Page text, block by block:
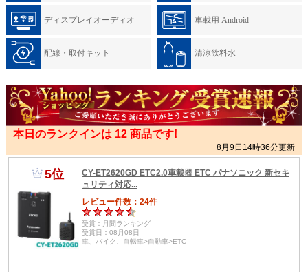
ディスプレイオーディオ 車載用 Android
配線・取付キット 清涼飲料水